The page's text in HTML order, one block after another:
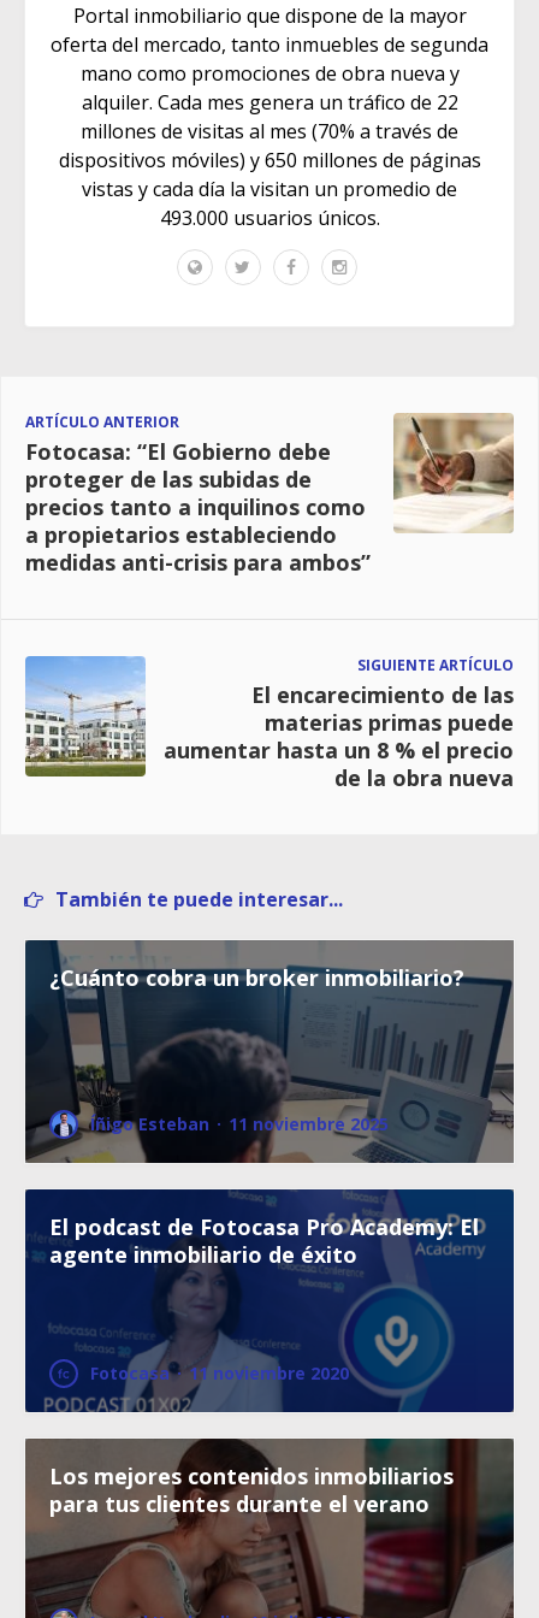
Portal inmobiliario que dispone de la mayor
oferta del mercado, tanto inmuebles de segunda
mano como promociones de obra nueva y
alquiler. Cada mes genera un tráfico de 22
millones de visitas al mes (70% a través de
dispositivos móviles) y 650 millones de páginas
vistas y cada día la visitan un promedio de
493.000 usuarios únicos.
ARTÍCULO ANTERIOR
Fotocasa: “El Gobierno debe
proteger de las subidas de
precios tanto a inquilinos como
a propietarios estableciendo
medidas anti-crisis para ambos”
SIGUIENTE ARTÍCULO
El encarecimiento de las
materias primas puede
aumentar hasta un 8 % el precio
de la obra nueva
También te puede interesar...
¿Cuánto cobra un broker inmobiliario?
Íñigo Esteban · 11 noviembre 2025
El podcast de Fotocasa Pro Academy: El
agente inmobiliario de éxito
Fotocasa · 11 noviembre 2020
Los mejores contenidos inmobiliarios
para tus clientes durante el verano